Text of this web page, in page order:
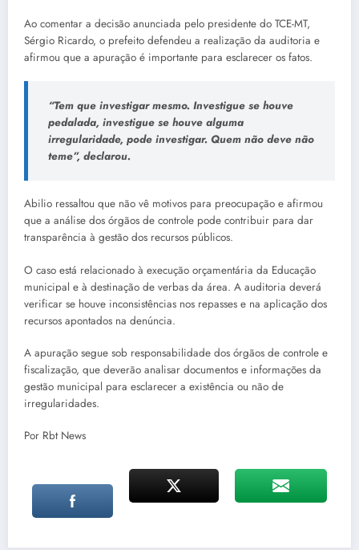
Ao comentar a decisão anunciada pelo presidente do TCE-MT,
Sérgio Ricardo, o prefeito defendeu a realização da auditoria e
afirmou que a apuração é importante para esclarecer os fatos.
“Tem que investigar mesmo. Investigue se houve
pedalada, investigue se houve alguma
irregularidade, pode investigar. Quem não deve não
teme”, declarou.
Abilio ressaltou que não vê motivos para preocupação e afirmou
que a análise dos órgãos de controle pode contribuir para dar
transparência à gestão dos recursos públicos.
O caso está relacionado à execução orçamentária da Educação
municipal e à destinação de verbas da área. A auditoria deverá
verificar se houve inconsistências nos repasses e na aplicação dos
recursos apontados na denúncia.
A apuração segue sob responsabilidade dos órgãos de controle e
fiscalização, que deverão analisar documentos e informações da
gestão municipal para esclarecer a existência ou não de
irregularidades.
Por Rbt News